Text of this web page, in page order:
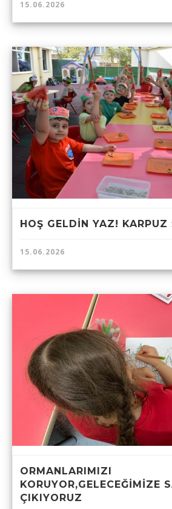
15.06.2026
HOŞ GELDİN YAZ! KARPUZ
15.06.2026
ORMANLARIMIZI
KORUYOR,GELECEĞİMİZE
ÇIKIYORUZ